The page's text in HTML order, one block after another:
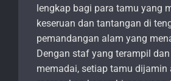
lengkap bagi para tamu yang
keseruan dan tantangan di
pemandangan alam yang
Dengan staf yang terampil
memadai, setiap tamu dijamin